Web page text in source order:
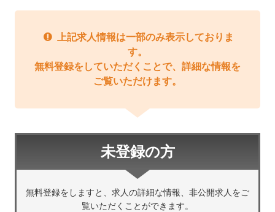
上記求人情報は一部のみ表示しておりま
す。
無料登録をしていただくことで、詳細な情報を
ご覧いただけます。
未登録の方
無料登録をしますと、求人の詳細な情報、非公開求人をご
覧いただくことができます。